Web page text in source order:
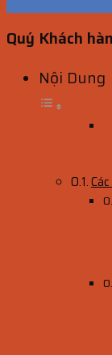
Quý Khách
Nội Dung